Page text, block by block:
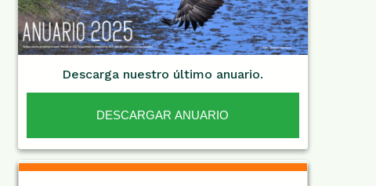
Descarga nuestro último anuario.
DESCARGAR ANUARIO